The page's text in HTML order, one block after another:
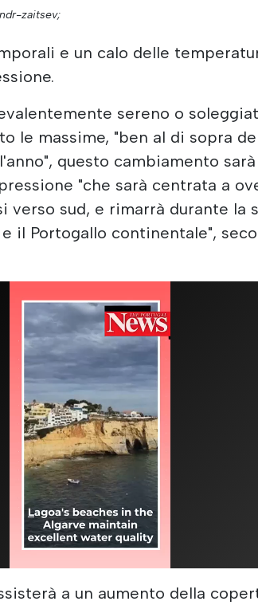
zaitsev;
e un calo delle
sereno o
le massime, "ben al di sopra
questo cambiamento
"che sarà centrata a
verso sud, e rimarrà durante la
il Portogallo continentale",
a un aumento della